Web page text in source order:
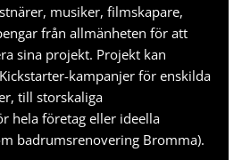
musiker, filmskapare,
från allmänheten för att
sina projekt. Projekt kan
kampanjer för enskilda
till storskaliga
hela företag eller ideella
badrumsrenovering Bromma).